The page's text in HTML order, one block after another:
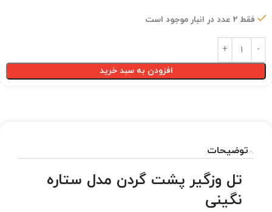
فقط 2 عدد در انبار موجود است
افزودن به سبد خرید
توضیحات
تل وزگیر پشت گردن مدل ستاره
نگینی